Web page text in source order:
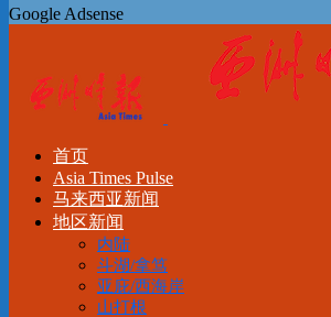
Google Adsense
首页
Asia Times Pulse
马来西亚新闻
地区新闻
内陆
斗湖/拿笃
亚庇/西海岸
山打根